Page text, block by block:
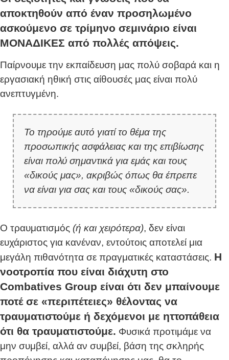
αποκτηθούν από έναν προσηλωμένο
ασκούμενο σε τρίμηνο σεμινάριο είναι
ΜΟΝΑΔΙΚΕΣ από πολλές απόψεις.
Παίρνουμε την εκπαίδευση μας πολύ σοβαρά και η
εργασιακή ηθική στις αίθουσές μας είναι πολύ
ανεπτυγμένη.
Το τηρούμε αυτό γιατί το θέμα της
προσωπικής ασφάλειας και της επιβίωσης
είναι πολύ σημαντικά για εμάς και τους
«δικούς μας», ακριβώς όπως θα έπρεπε
να είναι για σας και τους «δικούς σας».
Ο τραυματισμός (ή και χειρότερα), δεν είναι
ευχάριστος για κανέναν, εντούτοις αποτελεί μια
μεγάλη πιθανότητα σε πραγματικές καταστάσεις. Η
νοοτροπία που είναι διάχυτη στο
Combatives Group είναι ότι δεν μπαίνουμε
ποτέ σε «περιπέτειες» θέλοντας να
τραυματιστούμε ή δεχόμενοι με ηττοπάθεια
ότι θα τραυματιστούμε. Φυσικά προτιμάμε να
μην συμβεί, αλλά αν συμβεί, βάση της σκληρής